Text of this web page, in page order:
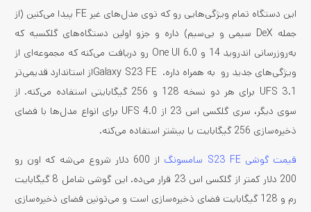
این دستگاه تمام ویژگی‌هایی رو که توی مدل‌های غیر FE پیدا می‌کنین (از
جمله DeX سیمی و بی‌سیم) داره و جزو اولین دستگاه‌های گلکسیه که
به‌روزرسانی اندروید 14 و One UI 6.0 رو دریافت می‌کنه که مجموعه‌ای از
ویژگی‌های جدید رو به همراه داره. Galaxy S23 FEاز استاندارد قدیمی‌تر
UFS 3.1 برای هر دو نسخه 128 و 256 گیگابایتی استفاده می‌کنه. از
سوی دیگر، سری گلکسی اس 23 از UFS 4.0 برای انواع مدل‌ها با فضای
ذخیره‌سازی 256 گیگابایت یا بیشتر استفاده می‌کنه.
قیمت گوشی S23 FE سامسونگ
از 600 دلار شروع می‌شه که اون رو
200 دلار کمتر از گلکسی اس 23 قرار می‌ده. این گوشی شامل 8 گیگابایت
رم و 128 گیگابایت فضای ذخیره‌سازی است و می‌تونین فضای ذخیره‌سازی